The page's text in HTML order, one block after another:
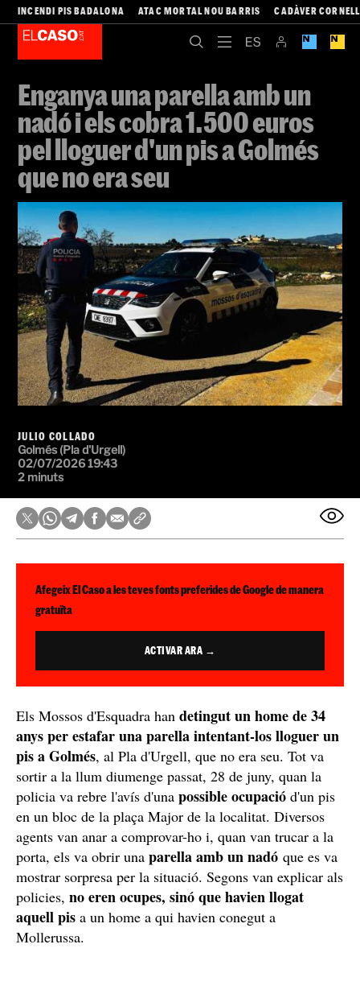
INCENDI PIS BADALONA ATAC MORTAL NOU BARRIS CADÀVER
Enganya una parella amb un
nadó i els cobra 1.500 euros
pel lloguer d'un pis a Golmés
que no era seu
JULIO COLLADO
Golmés (Pla d'Urgell)
02/07/2026 19:43
2 minuts
Afegeix El Caso a les teves fonts preferides de Google de manera
gratuïta
ACTIVAR ARA →
Els Mossos d'Esquadra han detingut un home de 34
anys per estafar una parella intentant-los lloguer un
pis a Golmés, al Pla d'Urgell, que no era seu. Tot va
sortir a la llum diumenge passat, 28 de juny, quan la
policia va rebre l'avís d'una possible ocupació d'un pis
en un bloc de la plaça Major de la localitat. Diversos
agents van anar a comprovar-ho i, quan van trucar a la
porta, els va obrir una parella amb un nadó que es va
mostrar sorpresa per la situació. Segons van explicar als
policies, no eren ocupes, sinó que havien llogat
aquell pis a un home a qui havien conegut a
Mollerussa.